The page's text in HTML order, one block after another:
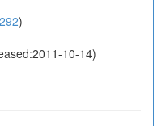
)
10-14)